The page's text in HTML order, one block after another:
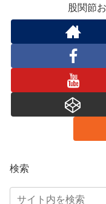
股関節
検索